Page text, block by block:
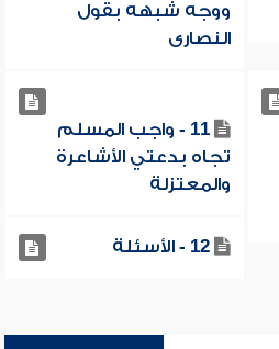
ووجه شبهه بقول
النصارى
11 - واجب المسلم
تجاه بدعتي الأشاعرة
والمعتزلة
12 - الأسئلة